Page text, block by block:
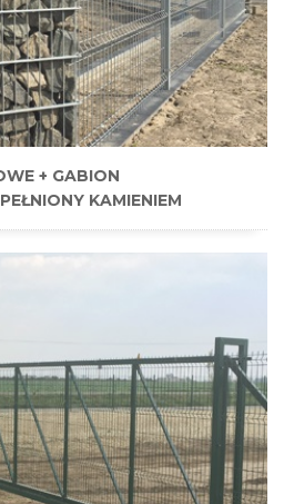
+ GABION
KAMIENIEM